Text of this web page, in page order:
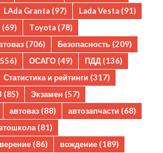
LAda Granta (97) Lada Vesta (91)
(69) Toyota (78)
(706) Безопасность (209)
ОСАГО (49) ПДД (136)
Статистика и рейтинги (317)
(85) Экзамен (57)
автоваз (88) автозапчасти (68)
(81)
(86) вождение (189)